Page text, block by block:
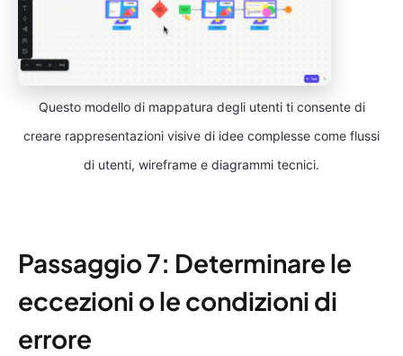
Questo modello di mappatura degli utenti ti consente di
creare rappresentazioni visive di idee complesse come flussi
di utenti, wireframe e diagrammi tecnici.
Passaggio 7: Determinare le
eccezioni o le condizioni di
errore